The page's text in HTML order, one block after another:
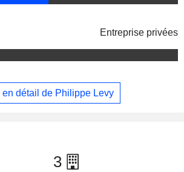
Entreprise privées
détail de Philippe Levy
3